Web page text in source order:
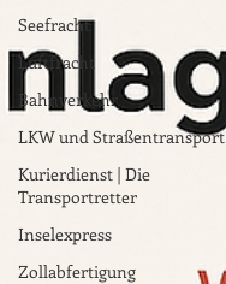
Seefracht
Luftfracht
Bahnverkehr
LKW und Straßentransport
Kurierdienst | Die
Transportretter
Inselexpress
Zollabfertigung